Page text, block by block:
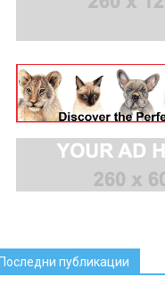
публикации